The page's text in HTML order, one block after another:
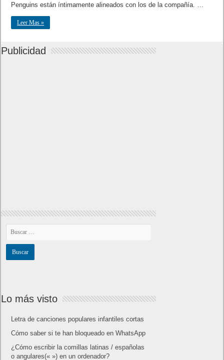
Penguins están íntimamente alineados con los de la compañía. …
Leer Mas »
Publicidad
Lo más visto
Letra de canciones populares infantiles cortas
Cómo saber si te han bloqueado en WhatsApp
¿Cómo escribir la comillas latinas / españolas
o angulares(« ») en un ordenador?